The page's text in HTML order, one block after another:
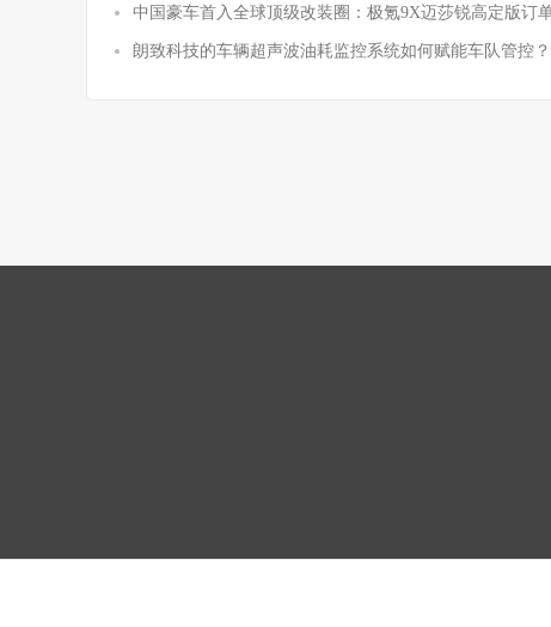
中国豪车首入全球顶级改装圈：极氪9X迈莎锐高定版订
朗致科技的车辆超声波油耗监控系统如何赋能车队管控？